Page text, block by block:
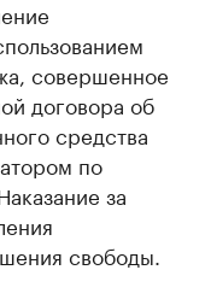
совершенное
договора об
средства
по
за
свободы.